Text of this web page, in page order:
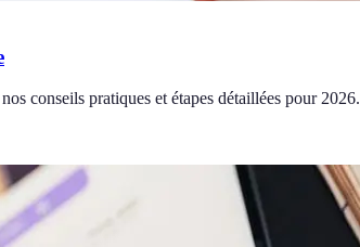
conseils pratiques et étapes détaillées pour 2026.